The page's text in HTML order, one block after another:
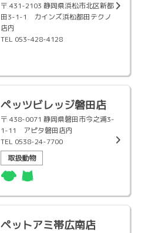
〒 431-2103 静岡県浜松市北区新都
田3-1-1 カインズ浜松都田テクノ
店内
TEL 053-428-4128
ペッツビレッジ磐田店
〒 438-0071 静岡県磐田市今之浦3-
1-11 アピタ磐田店内
TEL 0538-24-7700
取扱動物
ペットアミ帯広南店